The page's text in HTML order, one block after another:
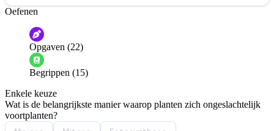
Help ons de video te verbeteren
De audio is slecht
Informatie is onjuist
De docent is te langdradig
De uitleg gaat te langzaam
Afspelen werkte niet
Oefenen
Opgaven (22)
Begrippen (15)
Enkele keuze
Wat is de belangrijkste manier waarop planten zich ongeslachtelijk
voortplanten?